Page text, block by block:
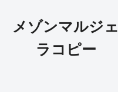
メゾンマルジェ
ラコピー